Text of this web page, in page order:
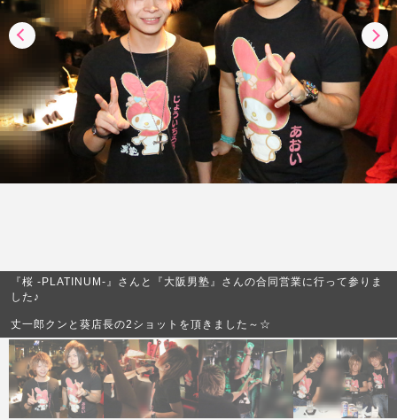
『桜 -PLATINUM-』さんと『大阪男塾』さんの合同営業に行って参りま
した♪
丈一郎クンと葵店長の2ショットを頂きました～☆